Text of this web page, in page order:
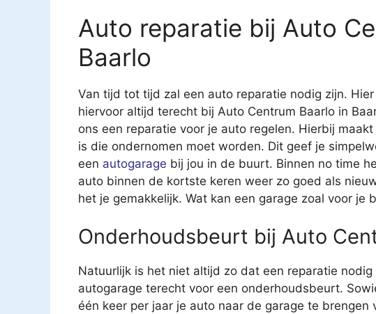
Auto reparatie bij Auto
Baarlo
Van tijd tot tijd zal een auto reparatie nodig zijn.
hiervoor altijd terecht bij Auto Centrum Baarlo in
ons een reparatie voor je auto regelen. Hierbij
is die ondernomen moet worden. Dit geef je
een autogarage bij jou in de buurt. Binnen no time
auto binnen de kortste keren weer zo goed als
het je gemakkelijk. Wat kan een garage zoal voor je
Onderhoudsbeurt bij Auto
Natuurlijk is het niet altijd zo dat een reparatie
autogarage terecht voor een onderhoudsbeurt.
één keer per jaar je auto naar de garage te